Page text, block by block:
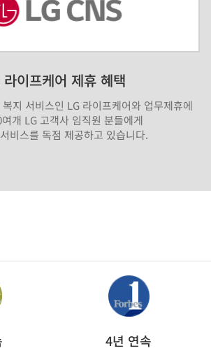
라이프케어 제휴 혜택
지 서비스인 LG 라이프케어와 업무제휴에
개 LG 고객사 임직원 분들에게
비스를 독점 제공하고 있습니다.
4년 연속